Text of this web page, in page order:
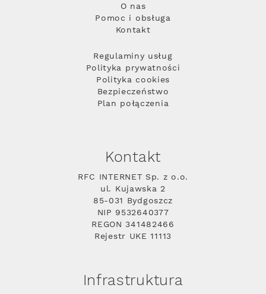
O nas
Pomoc i obsługa
Kontakt
Regulaminy usług
Polityka prywatności
Polityka cookies
Bezpieczeństwo
Plan połączenia
Kontakt
RFC INTERNET Sp. z o.o.
ul. Kujawska 2
85-031 Bydgoszcz
NIP 9532640377
REGON 341482466
Rejestr UKE 11113
Infrastruktura